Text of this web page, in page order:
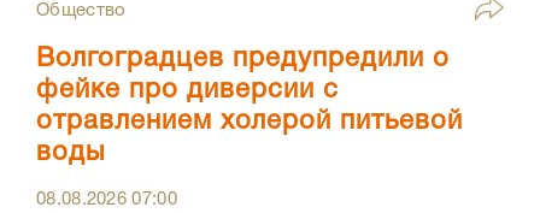
Общество
Волгоградцев предупредили о
фейке про диверсии с
отравлением холерой питьевой
воды
08.08.202607:00